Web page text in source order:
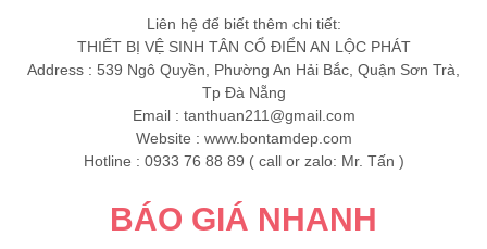
Liên hệ để biết thêm chi tiết:
THIẾT BỊ VỆ SINH TÂN CỔ ĐIỂN AN LỘC PHÁT
Address : 539 Ngô Quyền, Phường An Hải Bắc, Quận Sơn Trà,
Tp Đà Nẵng
Email : tanthuan211@gmail.com
Website : www.bontamdep.com
Hotline : 0933 76 88 89 ( call or zalo: Mr. Tấn )
BÁO GIÁ NHANH